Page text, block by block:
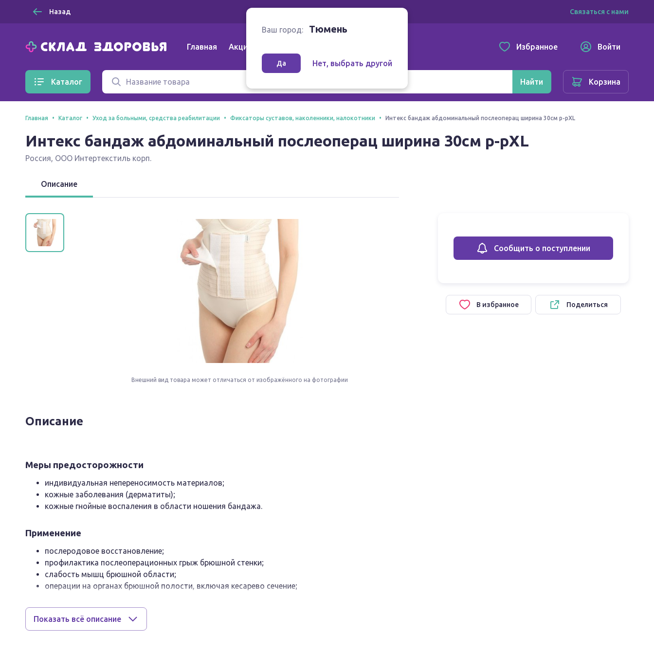
Назад Связаться с нами
Главная Акции Избранное Войти
Каталог Найти Корзина
Ваш город: Тюмень
Да Нет, выбрать другой
Главная Каталог Уход за больными, средства реабилитации Фиксаторы суставов, наколенники, налокотники Интекс бандаж абдоминальный послеоперац ширина 30см р-рXL
Интекс бандаж абдоминальный послеоперац ширина 30см р-рXL
Россия, ООО Интертекстиль корп.
Описание
Внешний вид товара может отличаться от изображённого на фотографии
Сообщить о поступлении
В избранное Поделиться
Описание
Меры предосторожности
индивидуальная непереносимость материалов;
кожные заболевания (дерматиты);
кожные гнойные воспаления в области ношения бандажа.
Применение
послеродовое восстановление;
профилактика послеоперационных грыж брюшной стенки;
слабость мышц брюшной области;
операции на органах брюшной полости, включая кесарево сечение;
формирование живота и улучшение силуэта в эстетических целях.
Показать всё описание